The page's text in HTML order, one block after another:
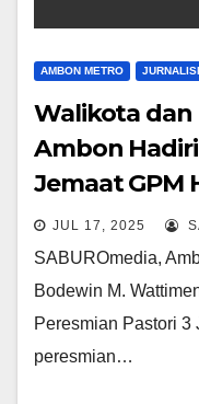
AMBON METRO
Walikota dan
Ambon
Jemaat GPM
JUL 17, 2025
SABUROmedia,
Bodewin M.
Peresmian Pastori 3
peresmian…